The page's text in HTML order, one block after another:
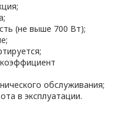
(не выше 700 Вт);
обслуживания;
в эксплуатации.